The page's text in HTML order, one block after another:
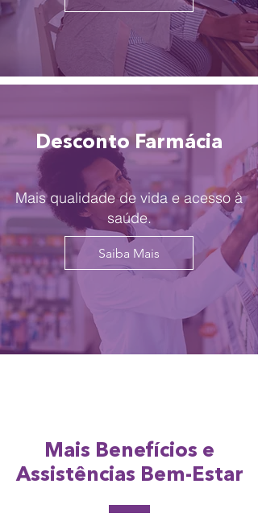
Desconto Farmácia
Mais qualidade de vida e acesso à
saúde.
Saiba Mais
Mais Benefícios e
Assistências Bem-Estar